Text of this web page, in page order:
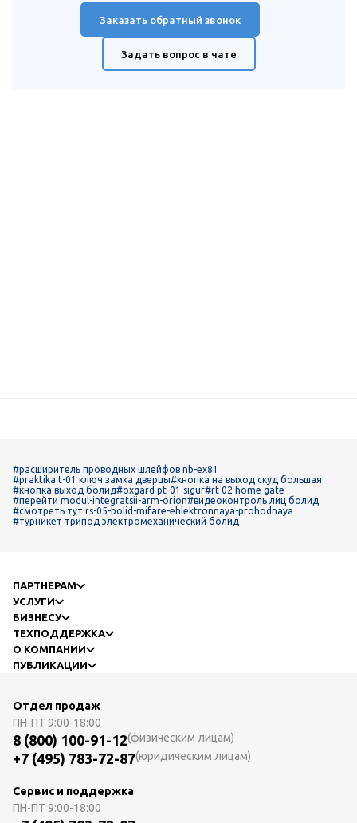
Заказать обратный звонок
Задать вопрос в чате
#расширитель проводных шлейфов nb-ex81
#praktika t-01 ключ замка дверцы#кнопка на выход скуд большая
#кнопка выход болид#oxgard рt-01 sigur#rt 02 home gate
#перейти modul-integratsii-arm-orion#видеоконтроль лиц болид
#смотреть тут rs-05-bolid-mifare-ehlektronnaya-prohodnaya
#турникет трипод электромеханический болид
ПАРТНЕРАМ
УСЛУГИ
БИЗНЕСУ
ТЕХПОДДЕРЖКА
О КОМПАНИИ
ПУБЛИКАЦИИ
Отдел продаж
ПН-ПТ 9:00-18:00
8 (800) 100-91-12(физическим лицам)
+7 (495) 783-72-87(юридическим лицам)
Сервис и поддержка
ПН-ПТ 9:00-18:00